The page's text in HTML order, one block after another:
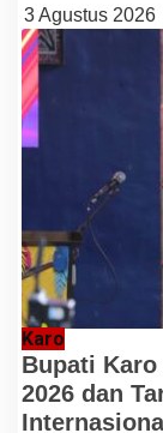
3 Agustus 2026
Karo
Bupati
2026 dan